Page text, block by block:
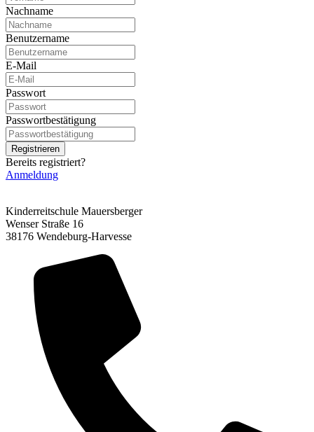
Nachname
Benutzername
E-Mail
Passwort
Passwortbestätigung
Registrieren
Bereits registriert?
Anmeldung
Kinderreitschule Mauersberger
Wenser Straße 16
38176 Wendeburg-Harvesse